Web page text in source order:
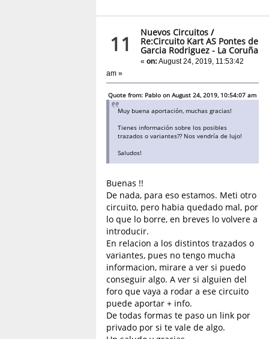
11 Nuevos Circuitos /
Re:Circuito Kart AS Pontes de
Garcia Rodriguez - La Coruña
«on: August 24, 2019, 11:53:42
am »
Quote from: Pablo on August 24, 2019, 10:54:07 am
Muy buena aportación, muchas gracias!
Tienes información sobre los posibles
trazados o variantes?? Nos vendría de lujo!
Saludos!
Buenas !!
De nada, para eso estamos. Meti otro
circuito, pero habia quedado mal, por
lo que lo borre, en breves lo volvere a
introducir.
En relacion a los distintos trazados o
variantes, pues no tengo mucha
informacion, mirare a ver si puedo
conseguir algo. A ver si alguien del
foro que vaya a rodar a ese circuito
puede aportar + info.
De todas formas te paso un link por
privado por si te vale de algo.